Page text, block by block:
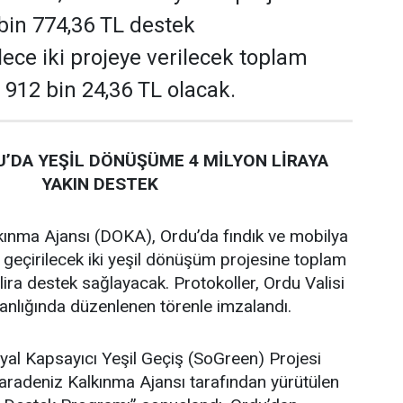
774,36 TL destek
iki projeye verilecek toplam
bin 24,36 TL olacak.
YEŞİL DÖNÜŞÜME 4 MİLYON LİRAYA
YAKIN DESTEK
Ajansı (DOKA), Ordu’da fındık ve mobilya
iki yeşil dönüşüm projesine toplam
destek sağlayacak. Protokoller, Ordu Valisi
düzenlenen törenle imzalandı.
Kapsayıcı Yeşil Geçiş (SoGreen) Projesi
Kalkınma Ajansı tarafından yürütülen